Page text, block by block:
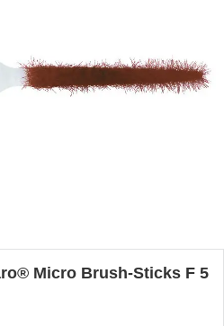
Micro Brush-Sticks F 5